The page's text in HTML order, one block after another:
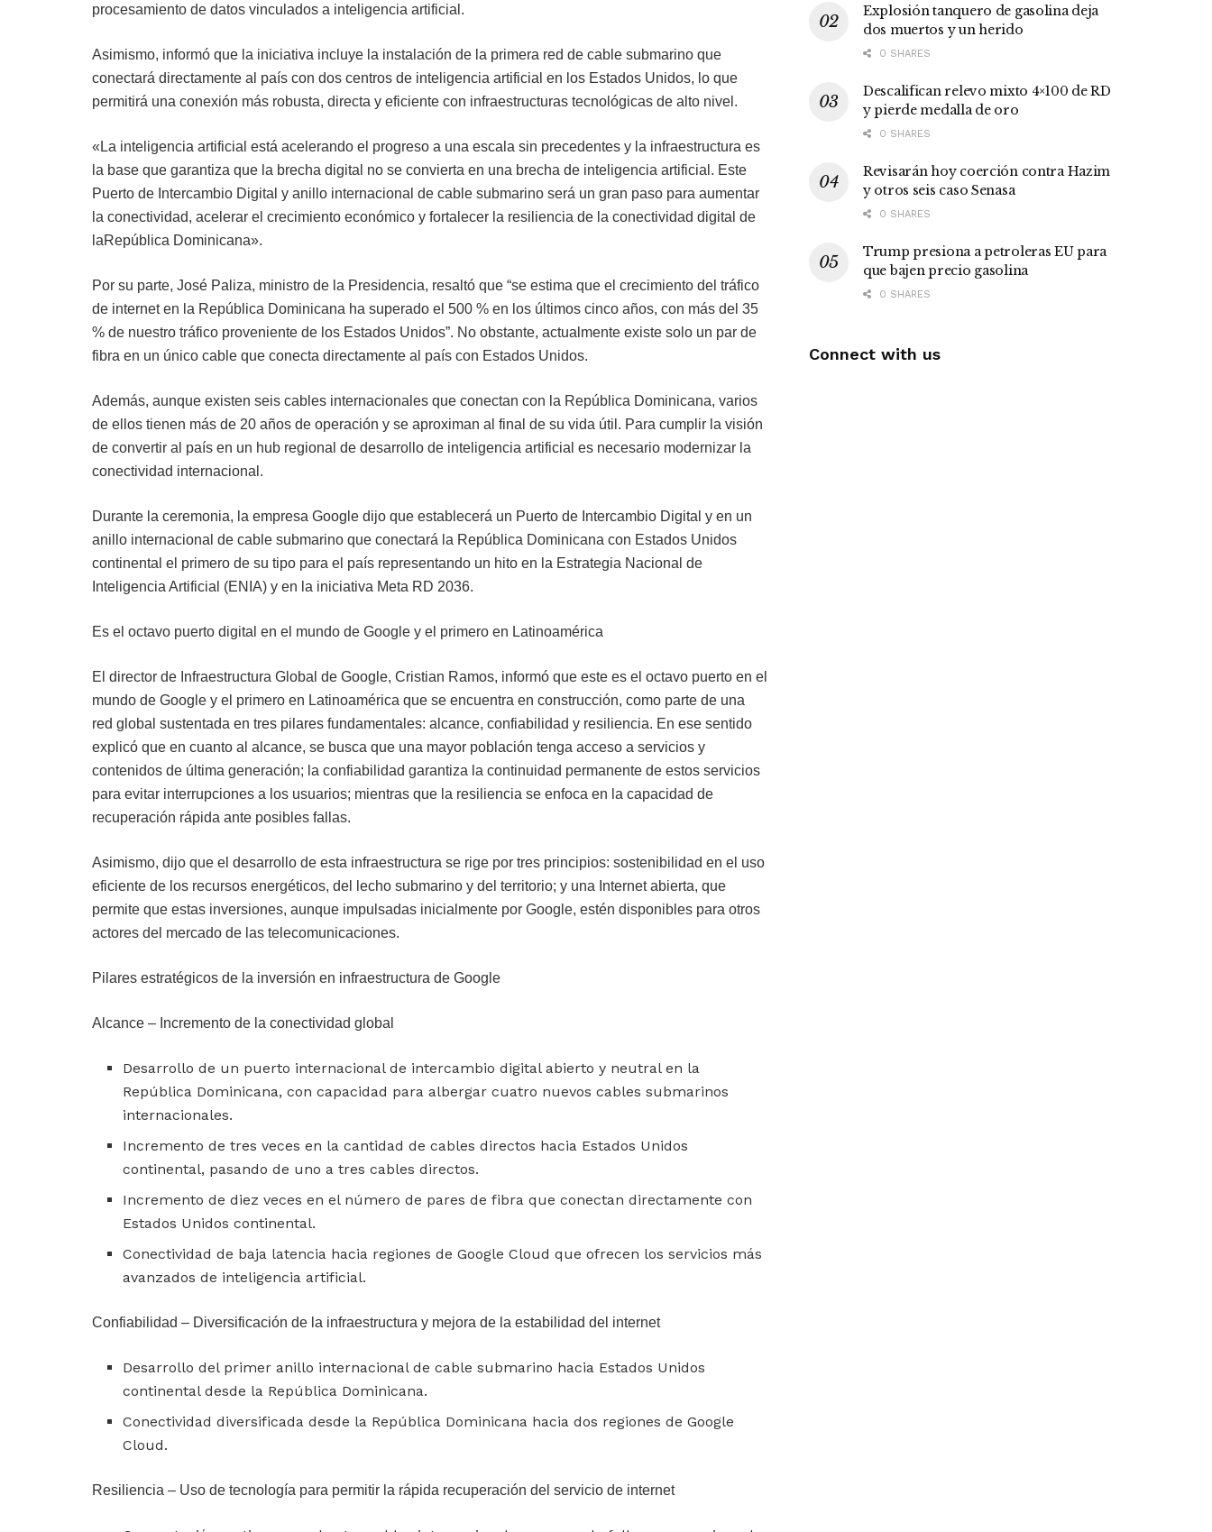
procesamiento de datos vinculados a inteligencia artificial.
Asimismo, informó que la iniciativa incluye la instalación de la primera red de cable submarino que
conectará directamente al país con dos centros de inteligencia artificial en los Estados Unidos, lo que
permitirá una conexión más robusta, directa y eficiente con infraestructuras tecnológicas de alto nivel.
«La inteligencia artificial está acelerando el progreso a una escala sin precedentes y la infraestructura es
la base que garantiza que la brecha digital no se convierta en una brecha de inteligencia artificial. Este
Puerto de Intercambio Digital y anillo internacional de cable submarino será un gran paso para aumentar
la conectividad, acelerar el crecimiento económico y fortalecer la resiliencia de la conectividad digital de
laRepública Dominicana».
Por su parte, José Paliza, ministro de la Presidencia, resaltó que “se estima que el crecimiento del tráfico
de internet en la República Dominicana ha superado el 500 % en los últimos cinco años, con más del 35
% de nuestro tráfico proveniente de los Estados Unidos”. No obstante, actualmente existe solo un par de
fibra en un único cable que conecta directamente al país con Estados Unidos.
Además, aunque existen seis cables internacionales que conectan con la República Dominicana, varios
de ellos tienen más de 20 años de operación y se aproximan al final de su vida útil. Para cumplir la visión
de convertir al país en un hub regional de desarrollo de inteligencia artificial es necesario modernizar la
conectividad internacional.
Durante la ceremonia, la empresa Google dijo que establecerá un Puerto de Intercambio Digital y en un
anillo internacional de cable submarino que conectará la República Dominicana con Estados Unidos
continental el primero de su tipo para el país representando un hito en la Estrategia Nacional de
Inteligencia Artificial (ENIA) y en la iniciativa Meta RD 2036.
Es el octavo puerto digital en el mundo de Google y el primero en Latinoamérica
El director de Infraestructura Global de Google, Cristian Ramos, informó que este es el octavo puerto en el
mundo de Google y el primero en Latinoamérica que se encuentra en construcción, como parte de una
red global sustentada en tres pilares fundamentales: alcance, confiabilidad y resiliencia. En ese sentido
explicó que en cuanto al alcance, se busca que una mayor población tenga acceso a servicios y
contenidos de última generación; la confiabilidad garantiza la continuidad permanente de estos servicios
para evitar interrupciones a los usuarios; mientras que la resiliencia se enfoca en la capacidad de
recuperación rápida ante posibles fallas.
Asimismo, dijo que el desarrollo de esta infraestructura se rige por tres principios: sostenibilidad en el uso
eficiente de los recursos energéticos, del lecho submarino y del territorio; y una Internet abierta, que
permite que estas inversiones, aunque impulsadas inicialmente por Google, estén disponibles para otros
actores del mercado de las telecomunicaciones.
Pilares estratégicos de la inversión en infraestructura de Google
Alcance – Incremento de la conectividad global
Desarrollo de un puerto internacional de intercambio digital abierto y neutral en la
República Dominicana, con capacidad para albergar cuatro nuevos cables submarinos
internacionales.
Incremento de tres veces en la cantidad de cables directos hacia Estados Unidos
continental, pasando de uno a tres cables directos.
Incremento de diez veces en el número de pares de fibra que conectan directamente con
Estados Unidos continental.
Conectividad de baja latencia hacia regiones de Google Cloud que ofrecen los servicios más
avanzados de inteligencia artificial.
Confiabilidad – Diversificación de la infraestructura y mejora de la estabilidad del internet
Desarrollo del primer anillo internacional de cable submarino hacia Estados Unidos
continental desde la República Dominicana.
Conectividad diversificada desde la República Dominicana hacia dos regiones de Google
Cloud.
Resiliencia – Uso de tecnología para permitir la rápida recuperación del servicio de internet
Explosión tanquero de gasolina deja
dos muertos y un herido
0 SHARES
Descalifican relevo mixto 4×100 de RD
y pierde medalla de oro
0 SHARES
Revisarán hoy coerción contra Hazim
y otros seis caso Senasa
0 SHARES
Trump presiona a petroleras EU para
que bajen precio gasolina
0 SHARES
Connect with us